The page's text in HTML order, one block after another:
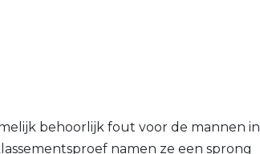
behoorlijk fout voor de mannen in
namen ze een sprong